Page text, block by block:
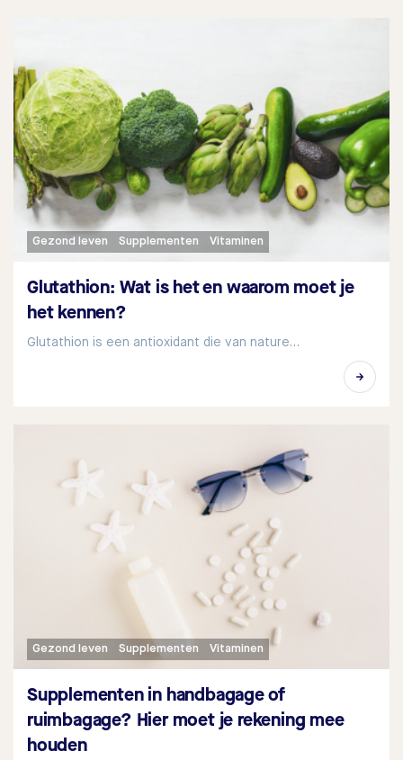
Gezond leven Supplementen Vitaminen
Glutathion: Wat is het en waarom moet je
het kennen?
Glutathion is een antioxidant die van nature…
Gezond leven Supplementen Vitaminen
Supplementen in handbagage of
ruimbagage? Hier moet je rekening mee
houden